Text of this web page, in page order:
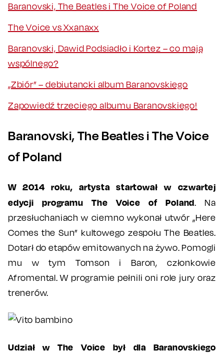
Baranovski, The Beatles i The Voice of Poland
The Voice vs Xxanaxx
Baranovski, Dawid Podsiadło i Kortez – co mają
wspólnego?
„Zbiór” – debiutancki album Baranovskiego
Zapowiedź trzeciego albumu Baranovskiego!
Baranovski, The Beatles i The Voice
of Poland
W 2014 roku, artysta startował w czwartej
edycji programu The Voice of Poland. Na
przesłuchaniach w ciemno wykonał utwór „Here
Comes the Sun” kultowego zespołu The Beatles.
Dotarł do etapów emitowanych na żywo. Pomogli
mu w tym Tomson i Baron, członkowie
Afromental. W programie pełnili oni role jury oraz
trenerów.
Udział w The Voice był dla Baranovskiego